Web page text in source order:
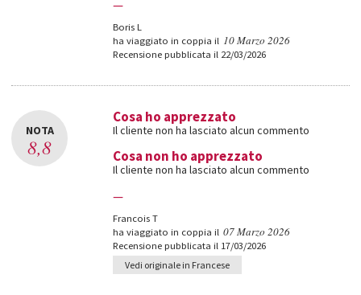
—
Boris L
ha viaggiato in coppia il 10 Marzo 2026
Recensione pubblicata il 22/03/2026
NOTA
8,8
Cosa ho apprezzato
Il cliente non ha lasciato alcun commento
Cosa non ho apprezzato
Il cliente non ha lasciato alcun commento
—
Francois T
ha viaggiato in coppia il 07 Marzo 2026
Recensione pubblicata il 17/03/2026
Vedi originale in Francese